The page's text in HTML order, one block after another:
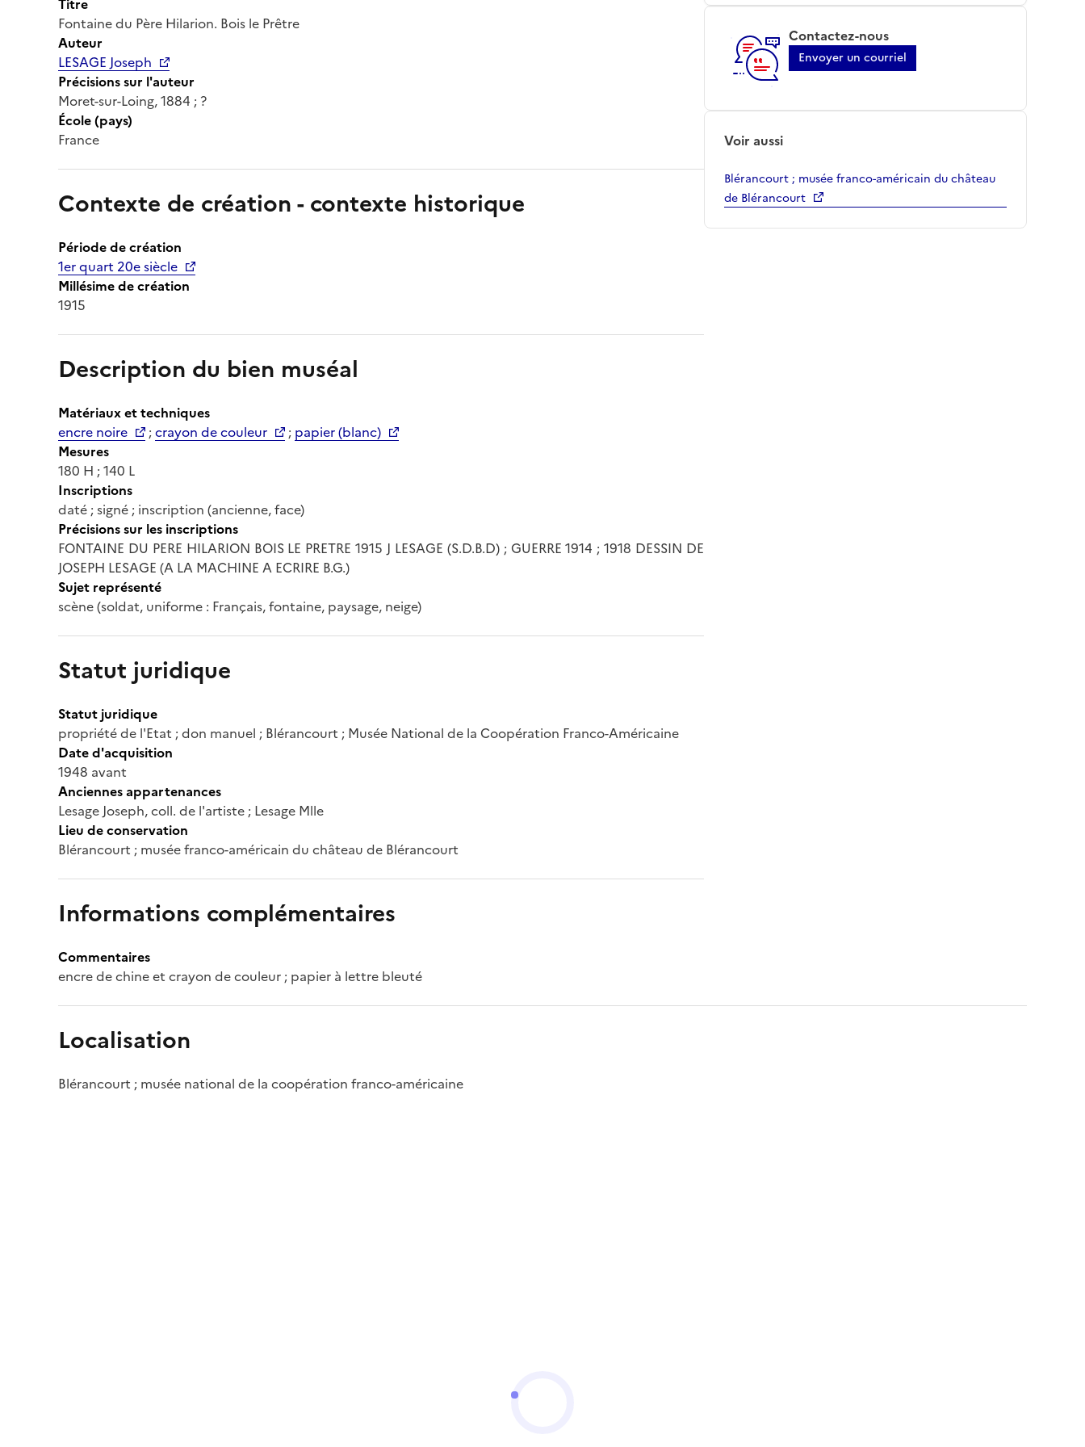
Fontaine du Père Hilarion. Bois le Prêtre
Auteur
LESAGE Joseph
Précisions sur l'auteur
Moret-sur-Loing, 1884 ; ?
École (pays)
France
Contexte de création - contexte historique
Période de création
1er quart 20e siècle
Millésime de création
1915
Description du bien muséal
Matériaux et techniques
encre noire
;crayon de couleur ; papier (blanc)
Mesures
180 H ; 140 L
Inscriptions
daté ; signé ; inscription (ancienne, face)
Précisions sur les inscriptions
FONTAINE DU PERE HILARION BOIS LE PRETRE 1915 J LESAGE (S.D.B.D) ; GUERRE 1914 ; 1918 DESSIN DE
JOSEPH LESAGE (A LA MACHINE A ECRIRE B.G.)
Sujet représenté
scène (soldat, uniforme : Français, fontaine, paysage, neige)
Statut juridique
Statut juridique
propriété de l'Etat ; don manuel ; Blérancourt ; Musée National de la Coopération Franco-Américaine
Date d'acquisition
1948 avant
Anciennes appartenances
Lesage Joseph, coll. de l'artiste ; Lesage Mlle
Lieu de conservation
Blérancourt ; musée franco-américain du château de Blérancourt
Informations complémentaires
Commentaires
encre de chine et crayon de couleur ; papier à lettre bleuté
Contactez-nous
Envoyer un courriel
Voir aussi
Blérancourt ; musée franco-américain du château
de Blérancourt
Localisation
Blérancourt ; musée national de la coopération franco-américaine